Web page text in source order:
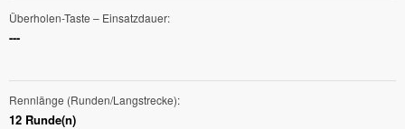
Überholen-Taste – Einsatzdauer
---
Rennlänge (Runden/Langstrecke)
12 Runde(n)